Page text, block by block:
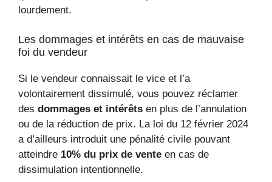
lourdement.
Les dommages et intérêts en cas de mauvaise
foi du vendeur
Si le vendeur connaissait le vice et l’a
volontairement dissimulé, vous pouvez réclamer
des dommages et intérêts en plus de l’annulation
ou de la réduction de prix. La loi du 12 février 2024
a d’ailleurs introduit une pénalité civile pouvant
atteindre 10% du prix de vente en cas de
dissimulation intentionnelle.